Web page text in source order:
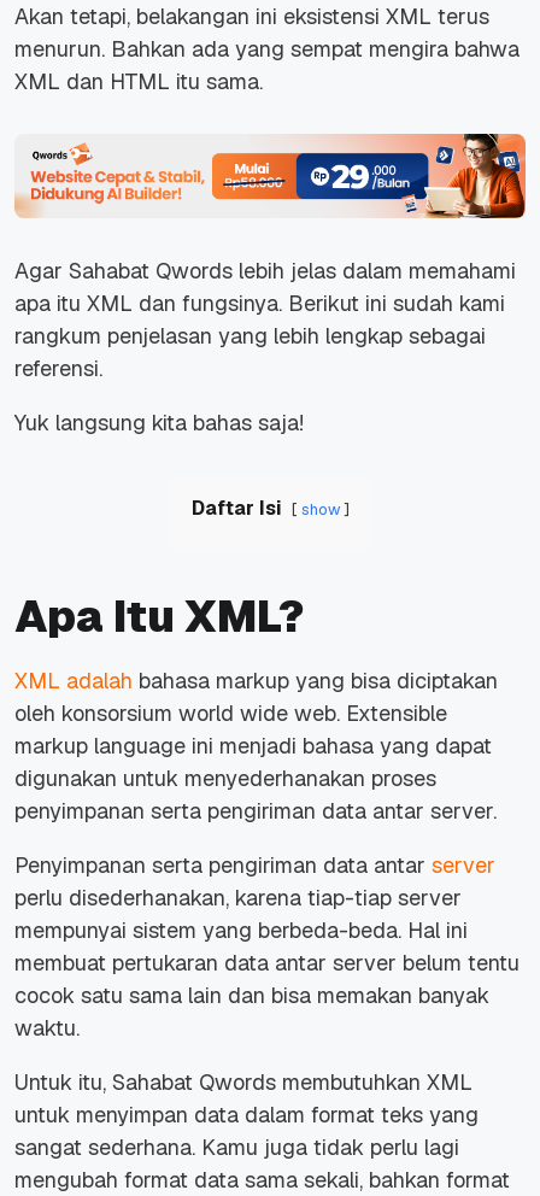
Akan tetapi, belakangan ini eksistensi XML terus
menurun. Bahkan ada yang sempat mengira bahwa
XML dan HTML itu sama.
Agar Sahabat Qwords lebih jelas dalam memahami
apa itu XML dan fungsinya. Berikut ini sudah kami
rangkum penjelasan yang lebih lengkap sebagai
referensi.
Yuk langsung kita bahas saja!
Daftar Isi show
Apa Itu XML?
XML adalah bahasa markup yang bisa diciptakan
oleh konsorsium world wide web. Extensible
markup language ini menjadi bahasa yang dapat
digunakan untuk menyederhanakan proses
penyimpanan serta pengiriman data antar server.
Penyimpanan serta pengiriman data antar server
perlu disederhanakan, karena tiap-tiap server
mempunyai sistem yang berbeda-beda. Hal ini
membuat pertukaran data antar server belum tentu
cocok satu sama lain dan bisa memakan banyak
waktu.
Untuk itu, Sahabat Qwords membutuhkan XML
untuk menyimpan data dalam format teks yang
sangat sederhana. Kamu juga tidak perlu lagi
mengubah format data sama sekali, bahkan format